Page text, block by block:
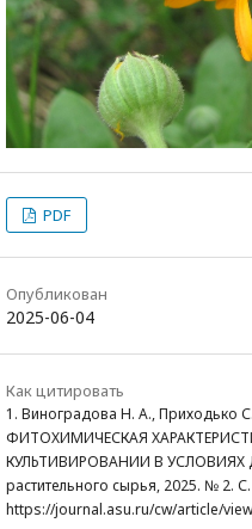
PDF
Опубликован
2025-06-04
Как цитировать
1. Виноградова Н. А., Приходько
ФИТОХИМИЧЕСКАЯ
КУЛЬТИВИРОВАНИИ В УСЛОВИЯХ
растительного сырья, 2025. № 2. С.
https://journal.asu.ru/cw/article/